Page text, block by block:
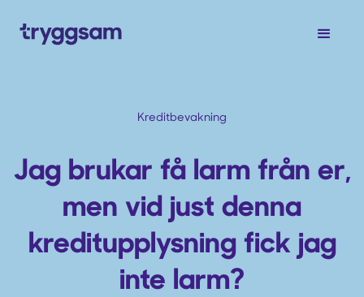
Kreditbevakning
Jag brukar få larm från er,
men vid just denna
kreditupplysning fick jag
inte larm?